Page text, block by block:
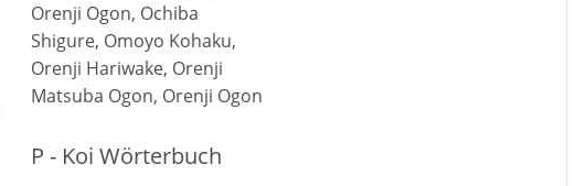
Orenji Ogon, Ochiba
Shigure, Omoyo Kohaku,
Orenji Hariwake, Orenji
Matsuba Ogon, Orenji Ogon
P - Koi Wörterbuch